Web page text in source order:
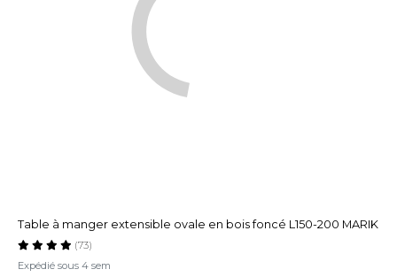
Table à manger extensible ovale en bois foncé L150-200 MARIK
Expédié sous 4 sem
(73)